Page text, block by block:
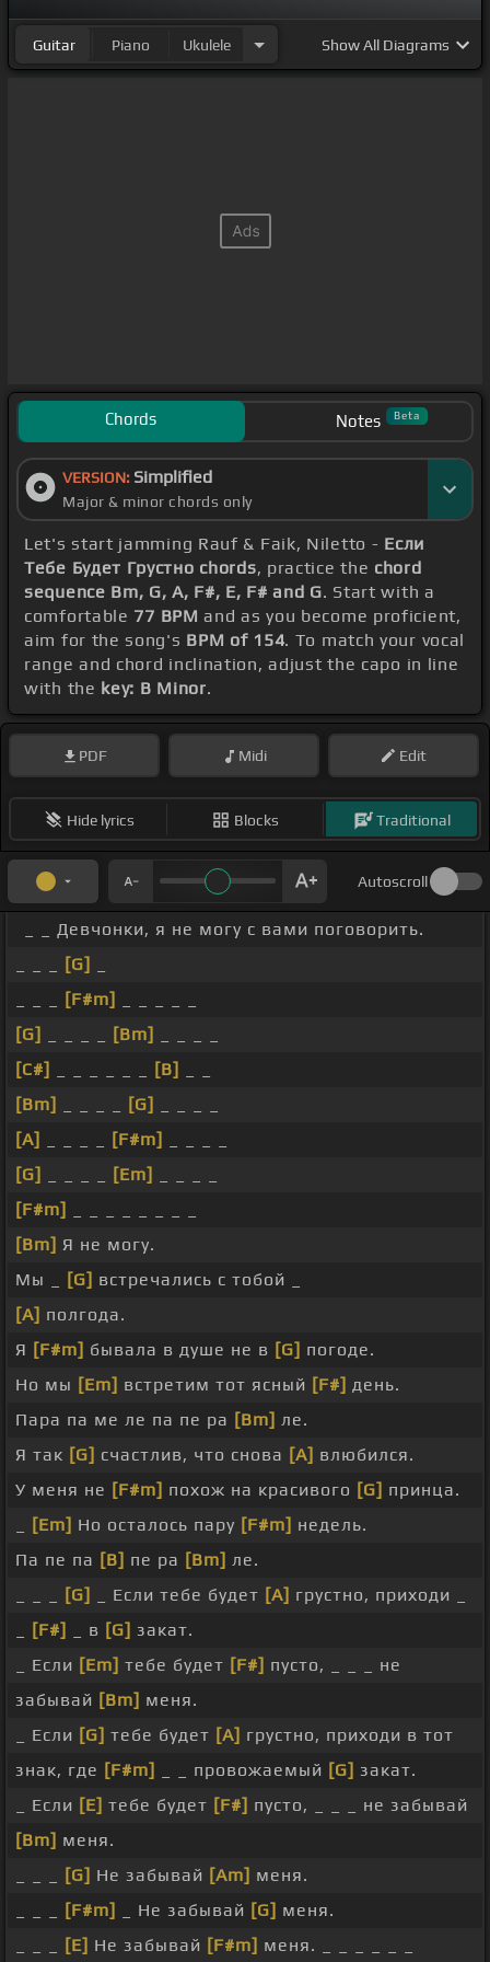
Guitar Piano Ukulele ShowAll Diagrams
Chords Notes Beta
VERSION: Simplified
Major & minor chords only
Let's start jamming Rauf & Faik, Niletto - Если
Тебе Будет Грустно chords, practice the chord
sequence Bm, G, A, F#, E, F# and G. Start with a
comfortable 77 BPM and as you become proficient,
aim for the song's BPM of 154. To match your vocal
range and chord inclination, adjust the capo in line
with the key: B Minor.
PDF Midi Edit
Hide lyrics Blocks Traditional
Autoscroll
_ _ Девчонки, я не могу с вами поговорить.
[G]
[F#m]
[G]
[Bm]
[C#]
[B]
[Bm]
[G]
[A]
[F#m]
[G]
[Em]
[F#m]
[Bm] Я не могу.
Мы _
[G] встречались с тобой _
[A] полгода.
Я [F#m] бывала в душе не в [G] погоде.
Но мы [Em] встретим тот ясный [F#] день.
Пара па ме ле па пе ра [Bm] ле.
Я так [G] счастлив, что снова [A] влюбился.
У меня не [F#m] похож на красивого [G] принца.
[Em] Но осталось пару [F#m] недель.
Па пе па [B] пе ра [Bm] ле.
[G] _ Если тебе будет [A] грустно, приходи _
[F#] _ в [G] закат.
_ Если [Em] тебе будет [F#] пусто, _ _ _ не
забывай [Bm] меня.
_ Если [G] тебе будет [A] грустно, приходи в тот
знак, где [F#m] _ _ провожаемый [G] закат.
_ Если [E] тебе будет [F#] пусто, _ _ _ не забывай
[Bm] меня.
[G] Не забывай [Am] меня.
[F#m] _ Не забывай [G] меня.
[E] Не забывай [F#m] меня. _ _ _ _ _ _